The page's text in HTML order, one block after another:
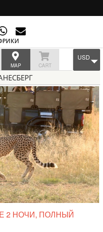
MAP CART
USD
2 НОЧИ, ПОЛНЫЙ